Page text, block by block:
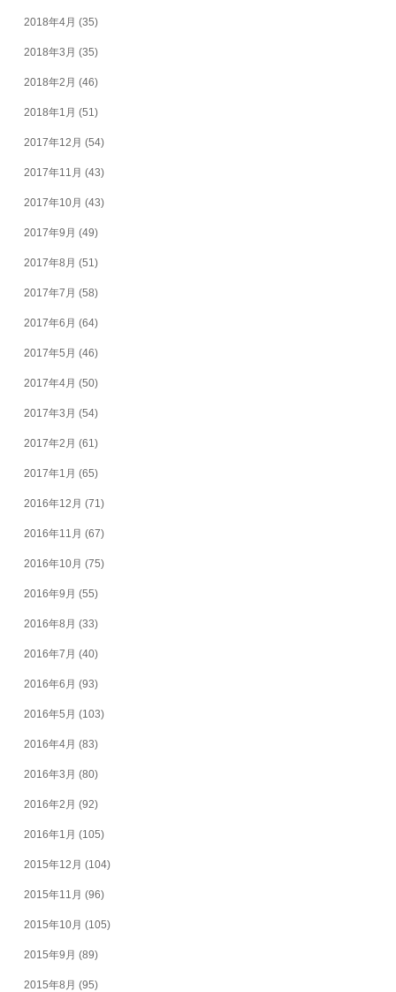
2018年4月 (35)
2018年3月 (35)
2018年2月 (46)
2018年1月 (51)
2017年12月 (54)
2017年11月 (43)
2017年10月 (43)
2017年9月 (49)
2017年8月 (51)
2017年7月 (58)
2017年6月 (64)
2017年5月 (46)
2017年4月 (50)
2017年3月 (54)
2017年2月 (61)
2017年1月 (65)
2016年12月 (71)
2016年11月 (67)
2016年10月 (75)
2016年9月 (55)
2016年8月 (33)
2016年7月 (40)
2016年6月 (93)
2016年5月 (103)
2016年4月 (83)
2016年3月 (80)
2016年2月 (92)
2016年1月 (105)
2015年12月 (104)
2015年11月 (96)
2015年10月 (105)
2015年9月 (89)
2015年8月 (95)